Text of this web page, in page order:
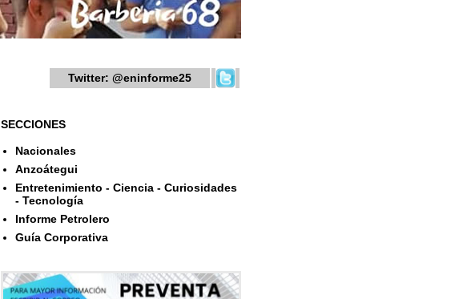
Twitter: @eninforme25
SECCIONES
Nacionales
Anzoátegui
Entretenimiento - Ciencia - Curiosidades
- Tecnología
Informe Petrolero
Guía Corporativa